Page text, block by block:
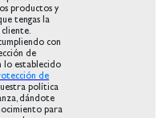
productos y
tengas la
con
de
lo establecido
de
política
dándote
para